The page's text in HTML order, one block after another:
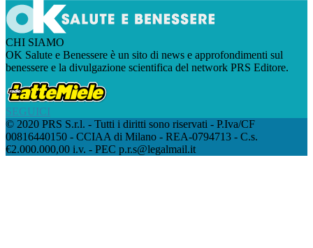
CHI SIAMO
OK Salute e Benessere è un sito di news e approfondimenti sul
benessere e la divulgazione scientifica del network PRS Editore.
SEGUICI
© 2020 PRS S.r.l. - Tutti i diritti sono riservati - P.Iva/CF
00816440150 - CCIAA di Milano - REA-0794713 - C.s.
€2.000.000,00 i.v. - PEC p.r.s@legalmail.it